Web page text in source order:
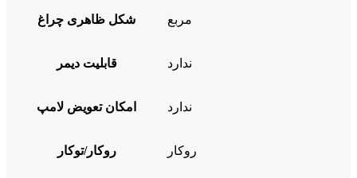
شکل ظاهری چراغ مربع
قابلیت دیمر ندارد
امکان تعویض لامپ ندارد
روکار/توکار روکار